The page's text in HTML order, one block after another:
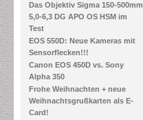
Das Objektiv Sigma 150-500mm
5,0-6,3 DG APO OS HSM im
Test
EOS 550D: Neue Kameras mit
Sensorflecken!!!
Canon EOS 450D vs. Sony
Alpha 350
Frohe Weihnachten + neue
Weihnachtsgrußkarten als E-
Card!